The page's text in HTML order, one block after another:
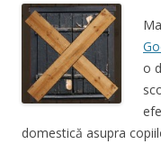
o
domestică asupra